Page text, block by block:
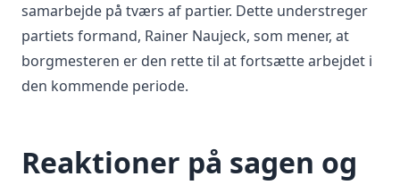
samarbejde på tværs af partier. Dette understreger
partiets formand, Rainer Naujeck, som mener, at
borgmesteren er den rette til at fortsætte arbejdet i
den kommende periode.
Reaktioner på sagen og